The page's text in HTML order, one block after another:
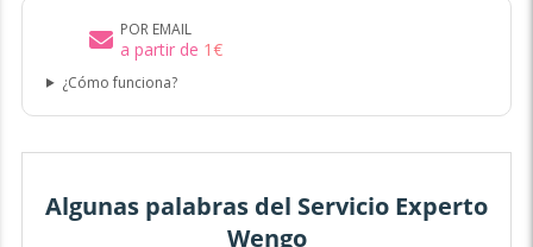
POR EMAIL
a partir de 1€
¿Cómo funciona?
Algunas palabras del Servicio Experto
Wengo